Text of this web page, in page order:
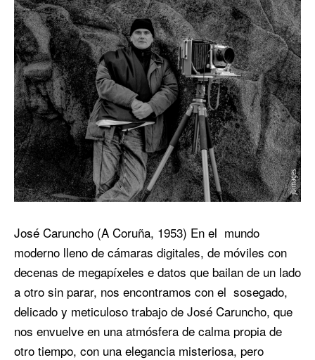
José Caruncho (A Coruña, 1953) En el mundo
moderno lleno de cámaras digitales, de móviles con
decenas de megapíxeles e datos que bailan de un lado
a otro sin parar, nos encontramos con el sosegado,
delicado y meticuloso trabajo de José Caruncho, que
nos envuelve en una atmósfera de calma propia de
otro tiempo, con una elegancia misteriosa, pero